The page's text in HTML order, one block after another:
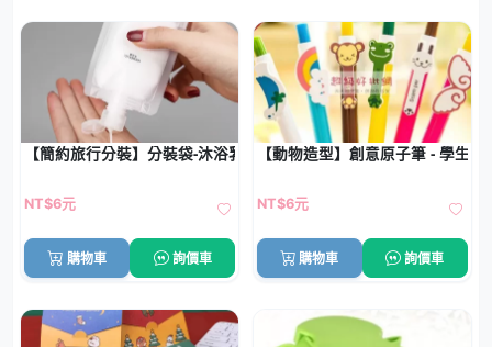
【簡約旅行分裝】分裝袋-沐浴乳洗面乳一次性瓶
NT$6元
購物車 詢價車
【動物造型】創意原子筆 - 學生禮
NT$6元
購物車 詢價車